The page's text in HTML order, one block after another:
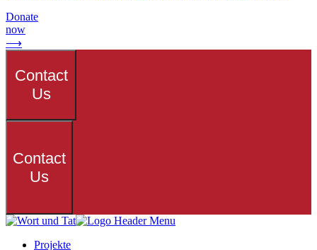
Donate
now
⟶
Contact
Us
Contact
Us
Projekte